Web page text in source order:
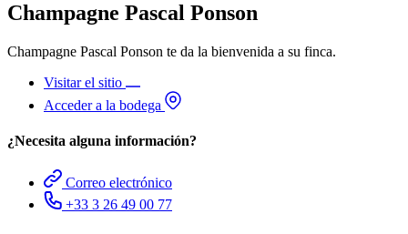
Champagne Pascal Ponson
Champagne Pascal Ponson te da la bienvenida a su finca.
Visitar el sitio
Acceder a la bodega
¿Necesita alguna información?
Correo electrónico
+33 3 26 49 00 77